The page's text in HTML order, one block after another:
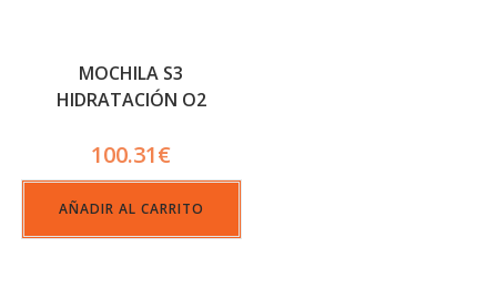
MOCHILA S3
HIDRATACIÓN O2
100.31€
AÑADIR AL CARRITO